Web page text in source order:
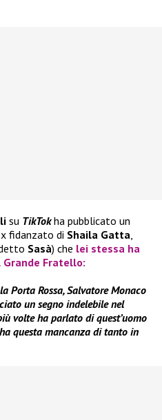
su TikTokha pubblicato un
fidanzato di Shaila Gatta,
Sasà) che lei stessa ha
Grande Fratello:
Porta Rossa, Salvatore Monaco
un segno indelebile nel
volte ha parlato di quest’uomo
questa mancanza di tanto in